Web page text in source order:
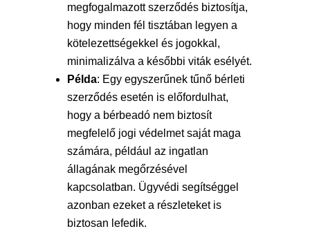
megfogalmazott szerződés biztosítja,
hogy minden fél tisztában legyen a
kötelezettségekkel és jogokkal,
minimalizálva a későbbi viták esélyét.
Példa: Egy egyszerűnek tűnő bérleti
szerződés esetén is előfordulhat,
hogy a bérbeadó nem biztosít
megfelelő jogi védelmet saját maga
számára, például az ingatlan
állagának megőrzésével
kapcsolatban. Ügyvédi segítséggel
azonban ezeket a részleteket is
biztosan lefedik.